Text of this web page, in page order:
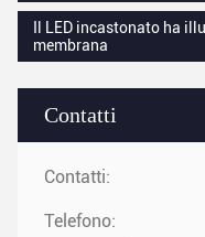
Contatti
Contatti:
Telefono:
Il LED incastonato ha
membrana